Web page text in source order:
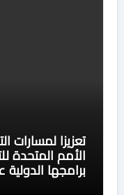
تعزيزا لمسارات
الأمم المتحدة
برامجها